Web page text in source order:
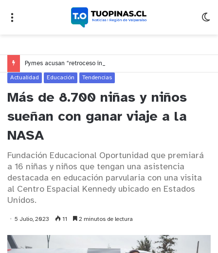
Actualidad Educación Tendencias
Más de 8.700 niñas y niños
sueñan con ganar viaje a la
NASA
Fundación Educacional Oportunidad que premiará
a 16 niñas y niños que tengan una asistencia
destacada en educación parvularia con una visita
al Centro Espacial Kennedy ubicado en Estados
Unidos.
5 Julio, 2023 11 2 minutos de lectura